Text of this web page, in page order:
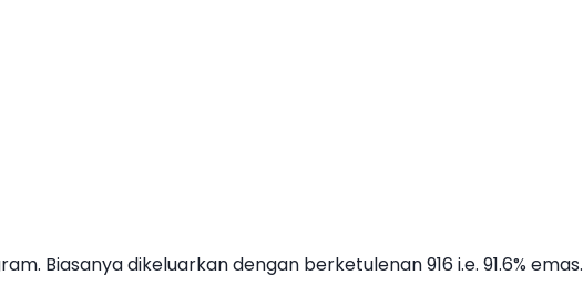
Biasanya dikeluarkan dengan berketulenan 916 i.e. 91.6% emas.